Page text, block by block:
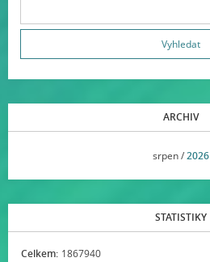
ARCHIV
srpen /2026
STATISTIKY
Celkem: 1867940